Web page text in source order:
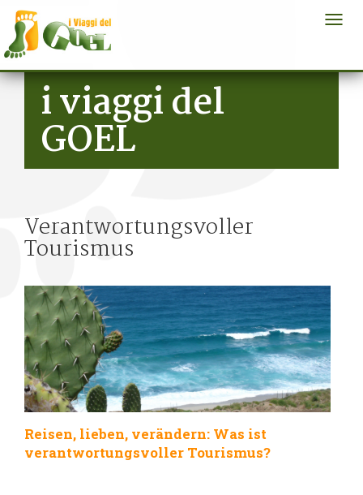
Salta al contenuto principale
i viaggi del
GOEL
Verantwortungsvoller
Tourismus
Reisen, lieben, verändern: Was ist
verantwortungsvoller Tourismus?